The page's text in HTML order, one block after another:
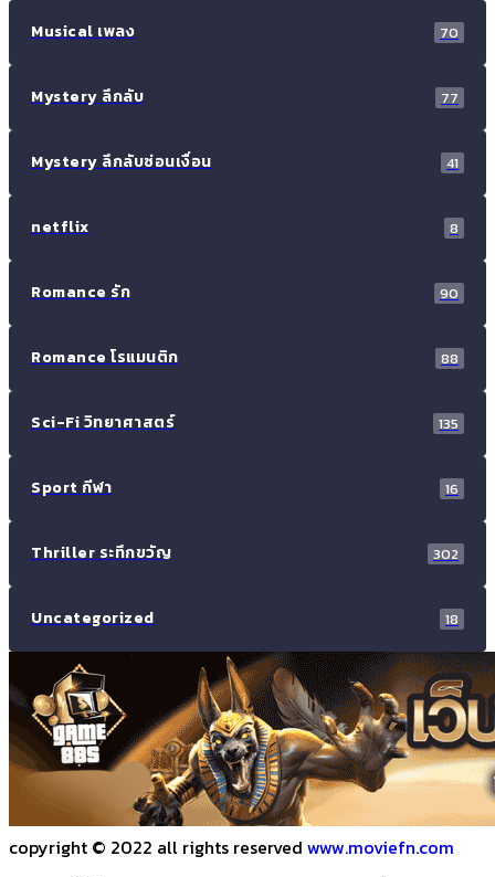
Musical เพลง 70
Mystery ลึกลับ 77
Mystery ลึกลับซ่อนเงื่อน 41
netflix 8
Romance รัก 90
Romance โรแมนติก 88
Sci-Fi วิทยาศาสตร์ 135
Sport กีฬา 16
Thriller ระทึกขวัญ 302
Uncategorized 18
copyright © 2022 all rights reserved www.moviefn.com